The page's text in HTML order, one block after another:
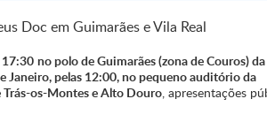
Doc em Guimarães e Vila Real
17:30 no polo de Guimarães (zona de Couros) da
Janeiro, pelas 12:00, no pequeno auditório da
os-Montes e Alto Douro, apresentações